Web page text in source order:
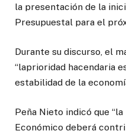
la presentación de la
Presupuestal para el
Durante su discurso, el
“laprioridad hacendaria
estabilidad de la
Peña Nieto indicó que
Económico deberá